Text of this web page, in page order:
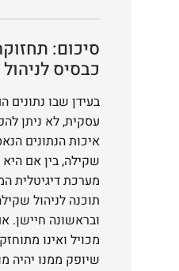
סיכום:
כבסיס
בעידן שבו נתונים
עסקית, לא ניתן
איכות הנתונים
שקילה, בין אם
מערכת דיגיטלית
תוכנה לניהול
ובראשונה חיישן.
מכויל ואינו
שיופק ממנו יהיה